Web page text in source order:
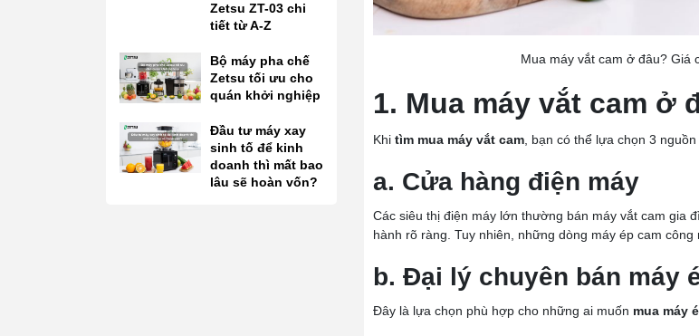
Mua máy vắt cam ở đâu? Giá
1. Mua máy vắt cam ở
Khi tìm mua máy vắt cam , bạn có thể lựa chọn 3
a. Cửa hàng điện máy
Các siêu thị điện máy lớn thường bán máy vắt cam gia
hành rõ ràng. Tuy nhiên, những dòng máy ép cam công
b. Đại lý chuyên bán máy
Đây là lựa chọn phù hợp cho những ai muốn mua máy
Zetsu ZT-03 chi
tiết từ A-Z
Bộ máy pha chế
Zetsu tối ưu cho
quán khởi nghiệp
Đầu tư máy xay
sinh tố để kinh
doanh thì mất bao
lâu sẽ hoàn vốn?